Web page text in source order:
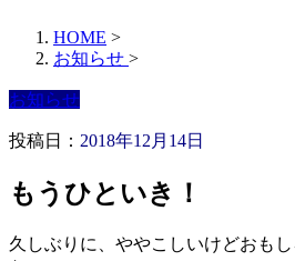
HOME >
お知らせ >
お知らせ
投稿日： 2018年12月14日
もうひといき！
久しぶりに、ややこしいけどおも